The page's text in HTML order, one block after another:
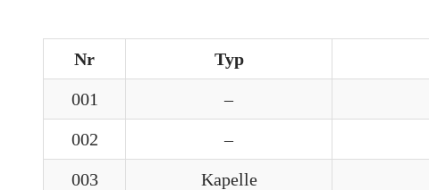
Nr Typ
001 –
002 –
003 Kapelle